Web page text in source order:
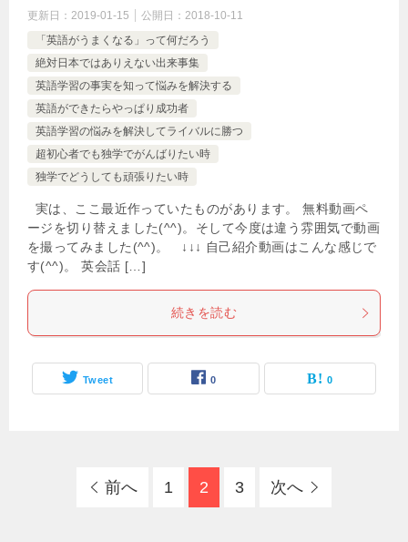
更新日： 2019-01-15 公開日： 2018-10-11
「英語がうまくなる」って何だろう
絶対日本ではありえない出来事集
英語学習の事実を知って悩みを解決する
英語ができたらやっぱり成功者
英語学習の悩みを解決してライバルに勝つ
超初心者でも独学でがんばりたい時
独学でどうしても頑張りたい時
実は、ここ最近作っていたものがあります。 無料動画ペ
ージを切り替えました(^^)。そして今度は違う雰囲気で動画
を撮ってみました(^^)。 ↓↓↓ 自己紹介動画はこんな感じで
す(^^)。 英会話 […]
続きを読む
Tweet 0 0
前へ 1 2 3 次へ